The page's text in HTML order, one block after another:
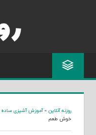
روزنه آنلاین »آموزش آشپزی ساده
خوش طعم